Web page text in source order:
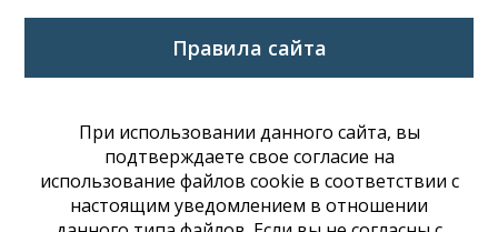
Правила сайта
При использовании данного сайта, вы
подтверждаете свое согласие на
использование файлов cookie в соответствии с
настоящим уведомлением в отношении